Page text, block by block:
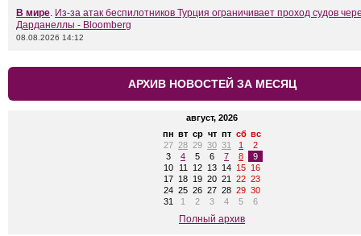
В мире. Из-за атак беспилотников Турция ограничивает проход судов
Дарданеллы - Bloomberg
08.08.2026 14:12
АРХИВ НОВОСТЕЙ ЗА МЕСЯЦ
август, 2026
пн вт ср чт пт сб вс
27 28 29 30 31 1
2
3
4 5 6 7 8
9
10
11 12 13 14 15 16
17 18 19 20 21 22 23
24 25 26 27 28 29 30
31
1 2 3 4 5 6
Полный архив